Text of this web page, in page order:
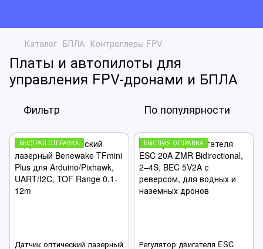
Каталог БПЛА Контроллеры FPV
Платы и автопилоты для
управления FPV-дронами и БПЛА
Фильтр По популярности
БЫСТРАЯ ОТПРАВКА
Датчик оптический лазерный
БЫСТРАЯ ОТПРАВКА
Регулятор двигателя ESC